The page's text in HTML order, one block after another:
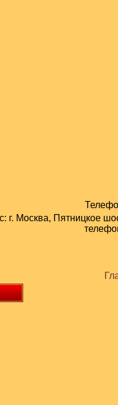
г. Москва, Пятницкое